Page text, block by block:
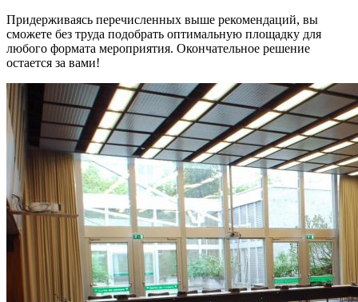
Придерживаясь перечисленных выше рекомендаций, вы
сможете без труда подобрать оптимальную площадку для
любого формата мероприятия. Окончательное решение
остается за вами!